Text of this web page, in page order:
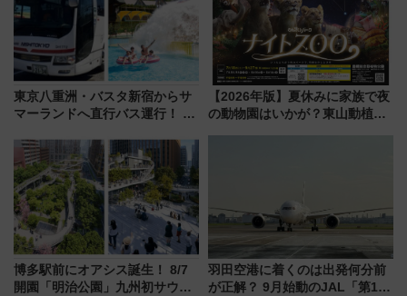
【2026年8月】
東京八重洲・バスタ新宿からサ
マーランドへ直行バス運行！ お
推し活を楽しもう！（2026年
8/1～31）
【2026年版】夏休みに家族で夜
の動物園はいかが？東山動植物
博多駅前にオアシス誕生！ 8/7
開園「明治公園」九州初サウナ
羽田空港に着くのは出発何分前
が正解？ 9月始動のJAL「第1タ